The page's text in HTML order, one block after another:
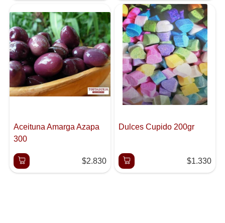
Aceituna Amarga Azapa
300
$2.830
Dulces Cupido 200gr
$1.330